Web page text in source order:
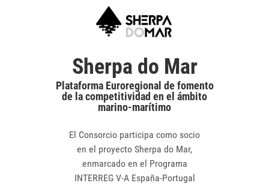
Sherpa do Mar
Plataforma Euroregional de fomento
de la competitividad en el ámbito
marino-marítimo
El Consorcio participa como socio
en el proyecto Sherpa do Mar,
enmarcado en el Programa
INTERREG V-A España-Portugal